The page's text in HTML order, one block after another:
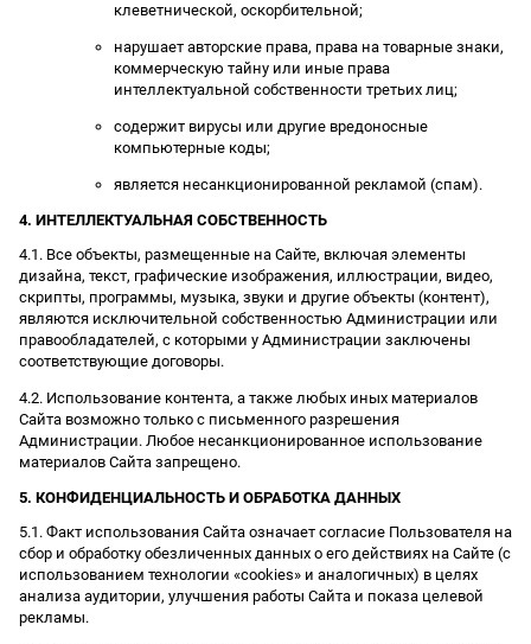
клеветнической, оскорбительной;
нарушает авторские права, права на товарные знаки,
коммерческую тайну или иные права
интеллектуальной собственности третьих лиц;
содержит вирусы или другие вредоносные
компьютерные коды;
является несанкционированной рекламой (спам).
4. ИНТЕЛЛЕКТУАЛЬНАЯ СОБСТВЕННОСТЬ
4.1. Все объекты, размещенные на Сайте, включая элементы
дизайна, текст, графические изображения, иллюстрации, видео,
скрипты, программы, музыка, звуки и другие объекты (контент),
являются исключительной собственностью Администрации или
правообладателей, с которыми у Администрации заключены
соответствующие договоры.
4.2. Использование контента, а также любых иных материалов
Сайта возможно только с письменного разрешения
Администрации. Любое несанкционированное использование
материалов Сайта запрещено.
5. КОНФИДЕНЦИАЛЬНОСТЬ И ОБРАБОТКА ДАННЫХ
5.1. Факт использования Сайта означает согласие Пользователя на
сбор и обработку обезличенных данных о его действиях на Сайте (с
использованием технологии «cookies» и аналогичных) в целях
анализа аудитории, улучшения работы Сайта и показа целевой
рекламы.